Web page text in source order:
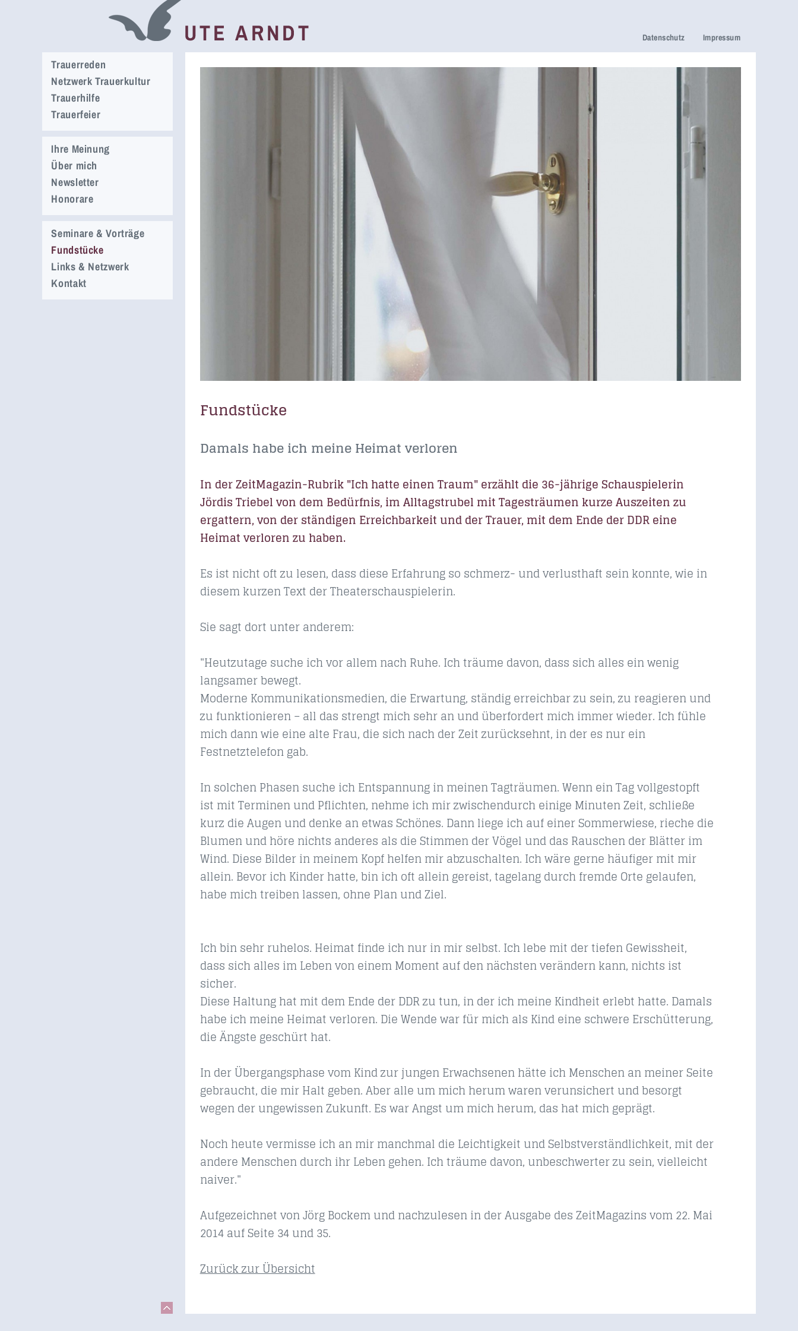
Datenschutz Impressum
Trauerreden
Netzwerk Trauerkultur
Trauerhilfe
Trauerfeier
Ihre Meinung
Über mich
Newsletter
Honorare
Seminare & Vorträge
Fundstücke
Links & Netzwerk
Kontakt
Fundstücke
Damals habe ich meine Heimat verloren
In der ZeitMagazin-Rubrik "Ich hatte einen Traum" erzählt die 36-jährige Schauspielerin
Jördis Triebel von dem Bedürfnis, im Alltagstrubel mit Tagesträumen kurze Auszeiten zu
ergattern, von der ständigen Erreichbarkeit und der Trauer, mit dem Ende der DDR eine
Heimat verloren zu haben.
Es ist nicht oft zu lesen, dass diese Erfahrung so schmerz- und verlusthaft sein konnte, wie in
diesem kurzen Text der Theaterschauspielerin.
Sie sagt dort unter anderem:
"Heutzutage suche ich vor allem nach Ruhe. Ich träume davon, dass sich alles ein wenig
langsamer bewegt.
Moderne Kommunikationsmedien, die Erwartung, ständig erreichbar zu sein, zu reagieren und
zu funktionieren – all das strengt mich sehr an und überfordert mich immer wieder. Ich fühle
mich dann wie eine alte Frau, die sich nach der Zeit zurücksehnt, in der es nur ein
Festnetztelefon gab.
In solchen Phasen suche ich Entspannung in meinen Tagträumen. Wenn ein Tag vollgestopft
ist mit Terminen und Pflichten, nehme ich mir zwischendurch einige Minuten Zeit, schließe
kurz die Augen und denke an etwas Schönes. Dann liege ich auf einer Sommerwiese, rieche die
Blumen und höre nichts anderes als die Stimmen der Vögel und das Rauschen der Blätter im
Wind. Diese Bilder in meinem Kopf helfen mir abzuschalten. Ich wäre gerne häufiger mit mir
allein. Bevor ich Kinder hatte, bin ich oft allein gereist, tagelang durch fremde Orte gelaufen,
habe mich treiben lassen, ohne Plan und Ziel.
Ich bin sehr ruhelos. Heimat finde ich nur in mir selbst. Ich lebe mit der tiefen Gewissheit,
dass sich alles im Leben von einem Moment auf den nächsten verändern kann, nichts ist
sicher.
Diese Haltung hat mit dem Ende der DDR zu tun, in der ich meine Kindheit erlebt hatte. Damals
habe ich meine Heimat verloren. Die Wende war für mich als Kind eine schwere Erschütterung,
die Ängste geschürt hat.
In der Übergangsphase vom Kind zur jungen Erwachsenen hätte ich Menschen an meiner Seite
gebraucht, die mir Halt geben. Aber alle um mich herum waren verunsichert und besorgt
wegen der ungewissen Zukunft. Es war Angst um mich herum, das hat mich geprägt.
Noch heute vermisse ich an mir manchmal die Leichtigkeit und Selbstverständlichkeit, mit der
andere Menschen durch ihr Leben gehen. Ich träume davon, unbeschwerter zu sein, vielleicht
naiver."
Aufgezeichnet von Jörg Bockem und nachzulesen in der Ausgabe des ZeitMagazins vom 22. Mai
2014 auf Seite 34 und 35.
Zurück zur Übersicht